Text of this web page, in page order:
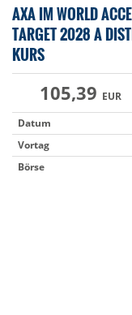
AXA IM WORLD
TARGET 2028 A
KURS
105,39 EUR
Datum
Vortag
Börse